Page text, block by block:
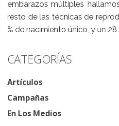
embarazos múltiples
resto de las técnicas de
% de nacimiento único, y un
CATEGORÍAS
Artículos
Campañas
En Los Medios